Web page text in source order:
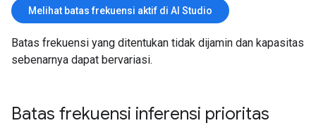
Melihat batas frekuensi aktif di AI Studio
Batas frekuensi yang ditentukan tidak dijamin dan kapasitas
sebenarnya dapat bervariasi.
Batas frekuensi inferensi prioritas